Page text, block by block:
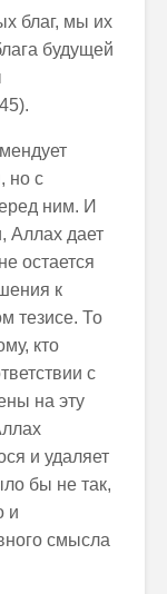
благ, мы их
будущей
но с
ним. И
Аллах дает
остается
к
тезисе. То
кто
с
на эту
и удаляет
бы не так,
и
смысла